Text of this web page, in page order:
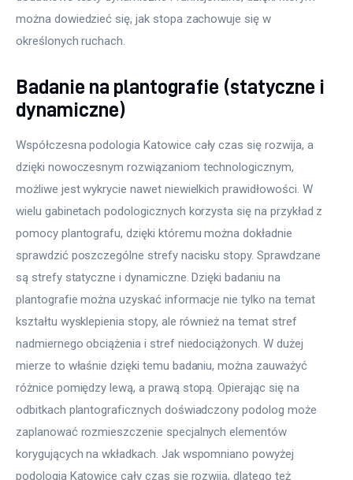
można dowiedzieć się, jak stopa zachowuje się w
określonych ruchach.
Badanie na plantografie (statyczne i
dynamiczne)
Współczesna podologia Katowice cały czas się rozwija, a
dzięki nowoczesnym rozwiązaniom technologicznym,
możliwe jest wykrycie nawet niewielkich prawidłowości. W
wielu gabinetach podologicznych korzysta się na przykład z
pomocy plantografu, dzięki któremu można dokładnie
sprawdzić poszczególne strefy nacisku stopy. Sprawdzane
są strefy statyczne i dynamiczne. Dzięki badaniu na
plantografie można uzyskać informacje nie tylko na temat
kształtu wysklepienia stopy, ale również na temat stref
nadmiernego obciążenia i stref niedociążonych. W dużej
mierze to właśnie dzięki temu badaniu, można zauważyć
różnice pomiędzy lewą, a prawą stopą. Opierając się na
odbitkach plantograficznych doświadczony podolog może
zaplanować rozmieszczenie specjalnych elementów
korygujących na wkładkach. Jak wspomniano powyżej
podologia Katowice cały czas się rozwija, dlatego też